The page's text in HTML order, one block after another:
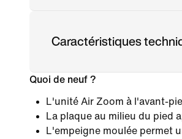
Caractéristiques
Quoi de neuf ?
L'unité Air Zoom à l'avant-
La plaque au milieu du pied
L'empeigne moulée permet